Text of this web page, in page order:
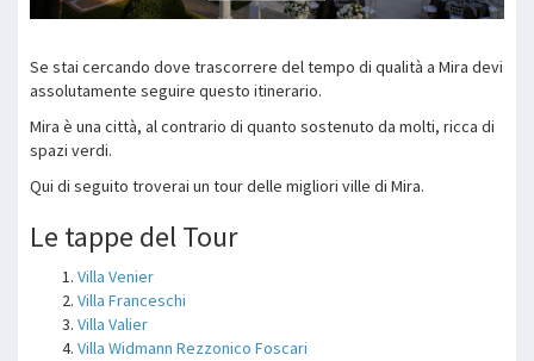
Se stai cercando dove trascorrere del tempo di qualità a Mira devi
assolutamente seguire questo itinerario.
Mira è una città, al contrario di quanto sostenuto da molti, ricca di
spazi verdi.
Qui di seguito troverai un tour delle migliori ville di Mira.
Le tappe del Tour
Villa Venier
Villa Franceschi
Villa Valier
Villa Widmann Rezzonico Foscari